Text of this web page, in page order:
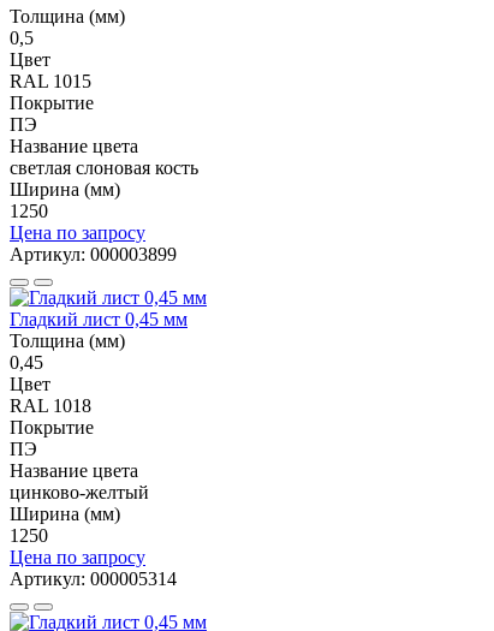
Толщина (мм)
0,5
Цвет
RAL 1015
Покрытие
ПЭ
Название цвета
светлая слоновая кость
Ширина (мм)
1250
Цена по запросу
Артикул: 000003899
Гладкий лист 0,45 мм
Толщина (мм)
0,45
Цвет
RAL 1018
Покрытие
ПЭ
Название цвета
цинково-желтый
Ширина (мм)
1250
Цена по запросу
Артикул: 000005314